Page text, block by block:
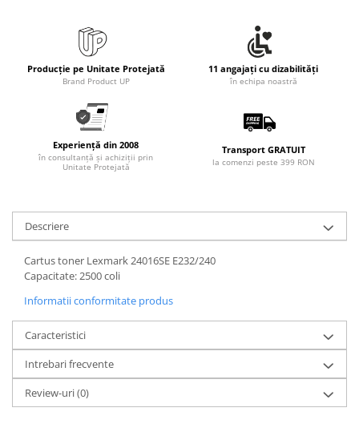
Producție pe Unitate Protejată
Brand Product UP
11 angajați cu dizabilități
în echipa noastră
Experiență din 2008
în consultanță și achiziții prin
Unitate Protejată
Transport GRATUIT
la comenzi peste 399 RON
Descriere
Cartus toner Lexmark 24016SE E232/240
Capacitate: 2500 coli
Informatii conformitate produs
Caracteristici
Intrebari frecvente
Review-uri(0)